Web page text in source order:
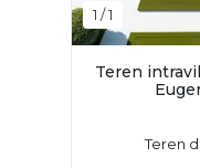
1 /1
Teren
Teren